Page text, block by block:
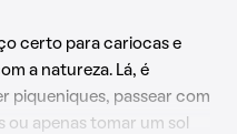
certo para cariocas e
a natureza. Lá, é
piqueniques, passear com
apenas tomar um sol